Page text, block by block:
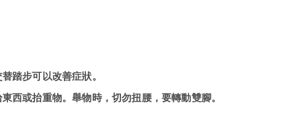
踏步可以改善症狀。
西或抬重物。舉物時，切勿扭腰，要轉動雙腳。